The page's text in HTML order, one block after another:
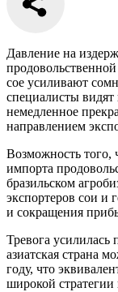
Давление на
сое усиливают
специалисты
немедленное
направлением
Возможность того,
импорта
бразильском
экспортеров сои и
и сокращения
Тревога усилилась
азиатская страна
году, что
широкой стратегии